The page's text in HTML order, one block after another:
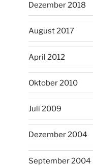
Dezember 2018
August 2017
April 2012
Oktober 2010
Juli 2009
Dezember 2004
September 2004